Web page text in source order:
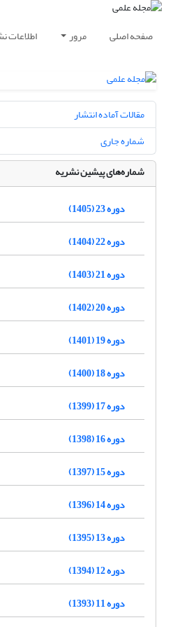
صفحه اصلی مرور اطلاعات
مقالات آماده انتشار
شماره جاری
شماره‌های پیشین نشریه
دوره 23 (1405)
دوره 22 (1404)
دوره 21 (1403)
دوره 20 (1402)
دوره 19 (1401)
دوره 18 (1400)
دوره 17 (1399)
دوره 16 (1398)
دوره 15 (1397)
دوره 14 (1396)
دوره 13 (1395)
دوره 12 (1394)
دوره 11 (1393)